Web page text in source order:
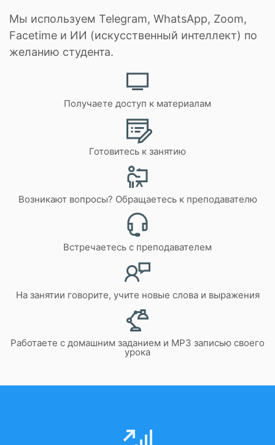
Мы используем Telegram, WhatsApp, Zoom,
Facetime и ИИ (искусственный интеллект) по
желанию студента.
Получаете доступ к материалам
Готовитесь к занятию
Возникают вопросы? Обращаетесь к преподавателю
Встречаетесь с преподавателем
На занятии говорите, учите новые слова и выражения
Работаете с домашним заданием и MP3 записью своего
урока